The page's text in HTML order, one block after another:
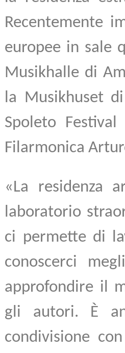
Recentemente
europee in sale
Musikhalle di
la Musikhuset
Spoleto
Filarmonica
«La residenza
laboratorio
ci permette di
conoscerci
approfondire il
gli autori. È
condivisione